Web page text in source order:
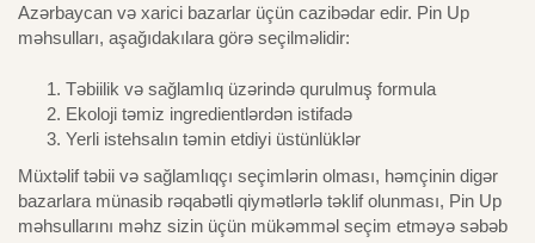
Azərbaycan və xarici bazarlar üçün cazibədar edir. Pin Up
məhsulları, aşağıdakılara görə seçilməlidir:
Təbiilik və sağlamlıq üzərində qurulmuş formula
Ekoloji təmiz ingredientlərdən istifadə
Yerli istehsalın təmin etdiyi üstünlüklər
Müxtəlif təbii və sağlamlıqçı seçimlərin olması, həmçinin digər
bazarlara münasib rəqabətli qiymətlərlə təklif olunması, Pin Up
məhsullarını məhz sizin üçün mükəmməl seçim etməyə səbəb